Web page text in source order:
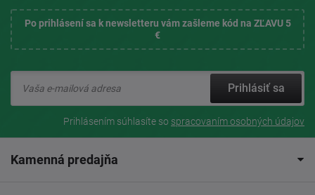
Po prihlásení sa k newsletteru vám zašleme kód na ZĽAVU 5
€
Prihlásiť sa
Prihlásením súhlasíte so spracovaním osobných údajov
Kamenná predajňa